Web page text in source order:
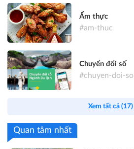
Ẩm thực
#am-thuc
Chuyển đổi số
#chuyen-doi-so
Xem tất cả (17)
Quan tâm nhất